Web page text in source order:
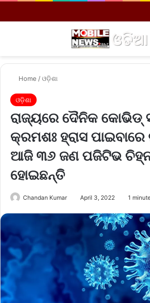
Home /ଓଡ଼ିଶା
ଓଡ଼ିଶା
ରାଜ୍ୟରେ ଦୈନିକ କୋଭିଡ୍
କ୍ରମଶଃ ହ୍ରାସ ପାଇବାରେ
ଆଜି ୩୬ ଜଣ ପଜିଟିଭ
ହୋଇଛନ୍ତି
Chandan Kumar April 3, 2022 1